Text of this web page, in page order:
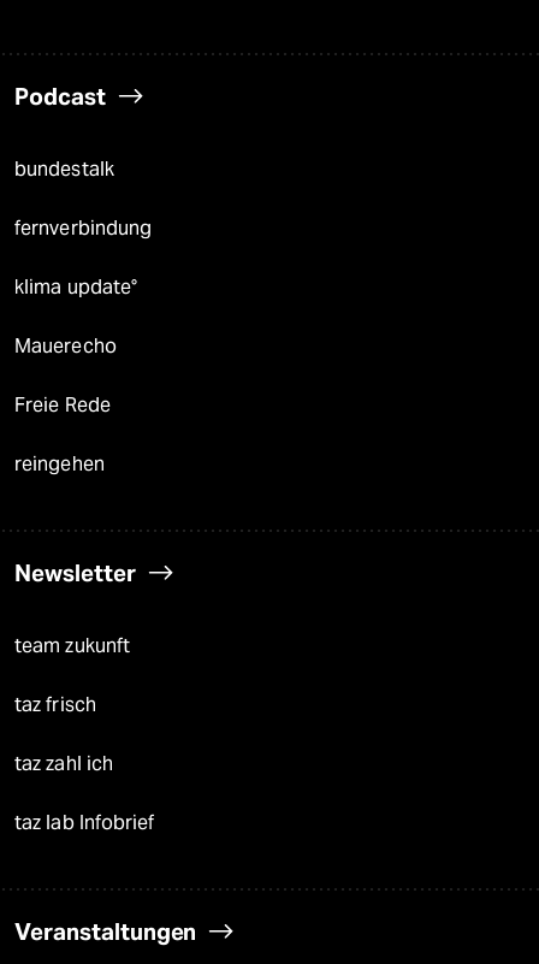
Podcast
bundestalk
fernverbindung
klima update°
Mauerecho
Freie Rede
reingehen
Newsletter
team zukunft
taz frisch
taz zahl ich
taz lab Infobrief
Veranstaltungen